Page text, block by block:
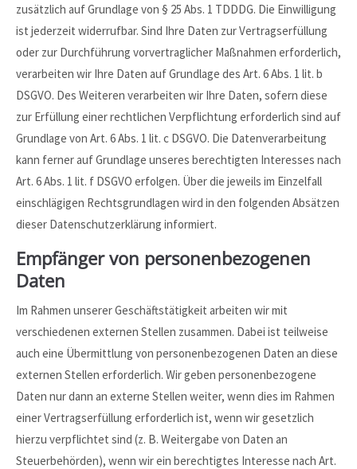
zusätzlich auf Grundlage von § 25 Abs. 1 TDDDG. Die Einwilligung
ist jederzeit widerrufbar. Sind Ihre Daten zur Vertragserfüllung
oder zur Durchführung vorvertraglicher Maßnahmen erforderlich,
verarbeiten wir Ihre Daten auf Grundlage des Art. 6 Abs. 1 lit. b
DSGVO. Des Weiteren verarbeiten wir Ihre Daten, sofern diese
zur Erfüllung einer rechtlichen Verpflichtung erforderlich sind auf
Grundlage von Art. 6 Abs. 1 lit. c DSGVO. Die Datenverarbeitung
kann ferner auf Grundlage unseres berechtigten Interesses nach
Art. 6 Abs. 1 lit. f DSGVO erfolgen. Über die jeweils im Einzelfall
einschlägigen Rechtsgrundlagen wird in den folgenden Absätzen
dieser Datenschutzerklärung informiert.
Empfänger von personenbezogenen
Daten
Im Rahmen unserer Geschäftstätigkeit arbeiten wir mit
verschiedenen externen Stellen zusammen. Dabei ist teilweise
auch eine Übermittlung von personenbezogenen Daten an diese
externen Stellen erforderlich. Wir geben personenbezogene
Daten nur dann an externe Stellen weiter, wenn dies im Rahmen
einer Vertragserfüllung erforderlich ist, wenn wir gesetzlich
hierzu verpflichtet sind (z. B. Weitergabe von Daten an
Steuerbehörden), wenn wir ein berechtigtes Interesse nach Art.